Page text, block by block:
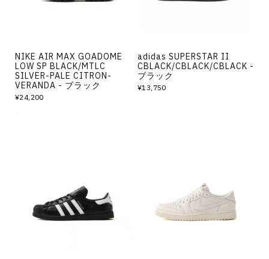
NIKE AIR MAX GOADOME
LOW SP BLACK/MTLC
SILVER-PALE CITRON-
VERANDA - ブラック
¥24,200
adidas SUPERSTAR II
CBLACK/CBLACK/CBLACK -
ブラック
¥13,750